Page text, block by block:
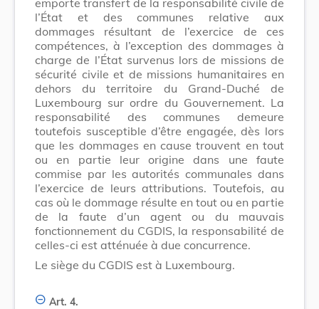
l’État et des communes relative aux
dommages résultant de l’exercice de ces
compétences, à l’exception des dommages à
charge de l’État survenus lors de missions de
sécurité civile et de missions humanitaires en
dehors du territoire du Grand-Duché de
Luxembourg sur ordre du Gouvernement. La
responsabilité des communes demeure
toutefois susceptible d’être engagée, dès lors
que les dommages en cause trouvent en tout
ou en partie leur origine dans une faute
commise par les autorités communales dans
l’exercice de leurs attributions. Toutefois, au
cas où le dommage résulte en tout ou en partie
de la faute d’un agent ou du mauvais
fonctionnement du CGDIS, la responsabilité de
celles-ci est atténuée à due concurrence.
Le siège du CGDIS est à Luxembourg.
Art. 4.